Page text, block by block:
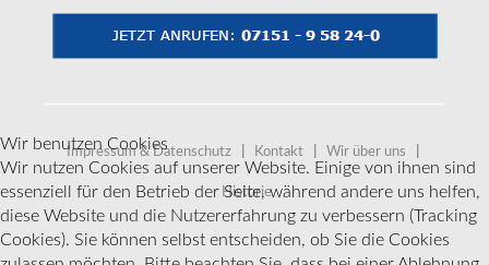
Impressum & Datenschutz Kontakt Wir über uns
Historie
Wir benutzen Cookies
Wir nutzen Cookies auf unserer Website. Einige von ihnen sind
essenziell für den Betrieb der Seite, während andere uns helfen,
diese Website und die Nutzererfahrung zu verbessern (Tracking
Cookies). Sie können selbst entscheiden, ob Sie die Cookies